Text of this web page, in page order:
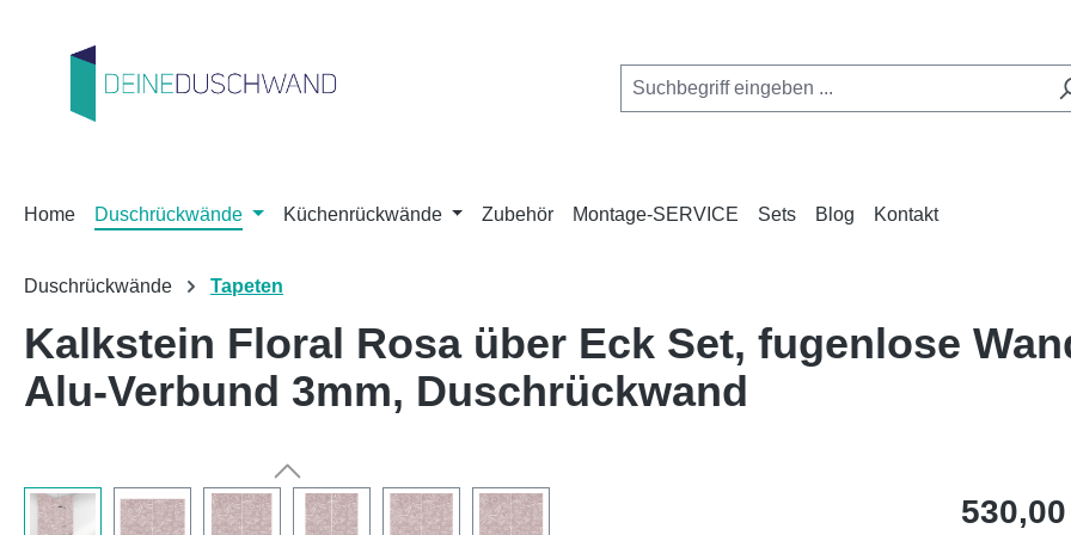
Home Duschrückwände Küchenrückwände Zubehör Montage-SERVICE Sets Blog Kontakt
Duschrückwände Tapeten
Kalkstein Floral Rosa über Eck Set, fugenlose
Alu-Verbund 3mm, Duschrückwand
Regulärer